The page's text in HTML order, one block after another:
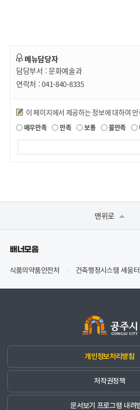
메뉴담당자
담당부서 :문화예술과
연락처 :041-840-8335
만족도조사
이 페이지에서 제공하는 정보에 대하여
매우만족 만족 보통 불만족
맨위로
배너모음
식품의약품안전처 건축행정시스템 세움터
개인정보처리방침
저작권정책
문서보기 프로그램 내려